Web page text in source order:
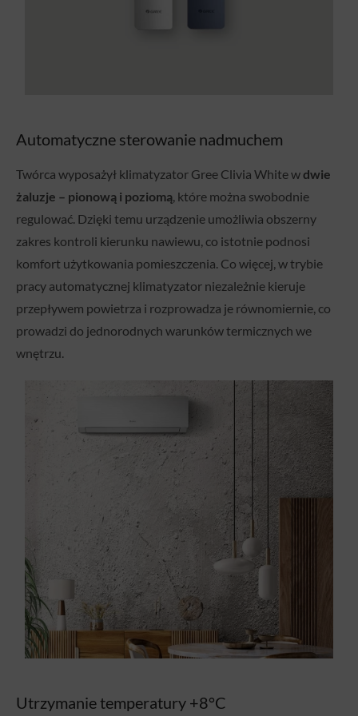
Automatyczne sterowanie nadmuchem
Twórca wyposażył klimatyzator Gree Clivia White wdwie
żaluzje – pionową i poziomą, które można swobodnie
regulować. Dzięki temu urządzenie umożliwia obszerny
zakres kontroli kierunku nawiewu, co istotnie podnosi
komfort użytkowania pomieszczenia. Co więcej, w trybie
pracy automatycznej klimatyzator niezależnie kieruje
przepływem powietrza i rozprowadza je równomiernie, co
prowadzi do jednorodnych warunków termicznych we
wnętrzu.
Utrzymanie temperatury +8°C